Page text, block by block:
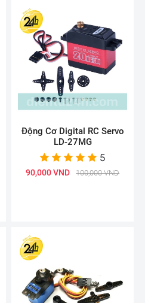
Động Cơ Digital RC Servo
LD-27MG
5
90,000 VND 100,000 VND